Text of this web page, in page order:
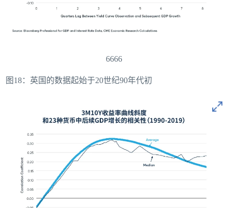
6666
图18：英国的数据起始于20世纪90年代初